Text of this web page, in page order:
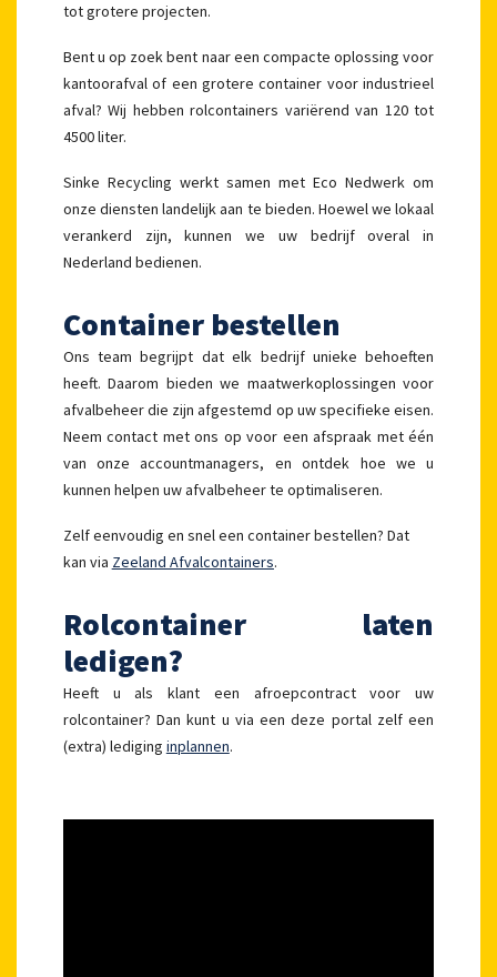
tot grotere projecten.
Bent u op zoek bent naar een compacte oplossing voor
kantoorafval of een grotere container voor industrieel
afval? Wij hebben rolcontainers variërend van 120 tot
4500 liter.
Sinke Recycling werkt samen met Eco Nedwerk om
onze diensten landelijk aan te bieden. Hoewel we lokaal
verankerd zijn, kunnen we uw bedrijf overal in
Nederland bedienen.
Container bestellen
Ons team begrijpt dat elk bedrijf unieke behoeften
heeft. Daarom bieden we maatwerkoplossingen voor
afvalbeheer die zijn afgestemd op uw specifieke eisen.
Neem contact met ons op voor een afspraak met één
van onze accountmanagers, en ontdek hoe we u
kunnen helpen uw afvalbeheer te optimaliseren.
Zelf eenvoudig en snel een container bestellen? Dat
kan via Zeeland Afvalcontainers.
Rolcontainer laten
ledigen?
Heeft u als klant een afroepcontract voor uw
rolcontainer? Dan kunt u via een deze portal zelf een
(extra) lediging inplannen.